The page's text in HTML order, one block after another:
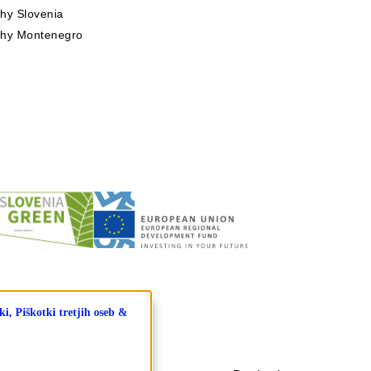
Slovenia
Montenegro
Piškotki tretjih oseb &